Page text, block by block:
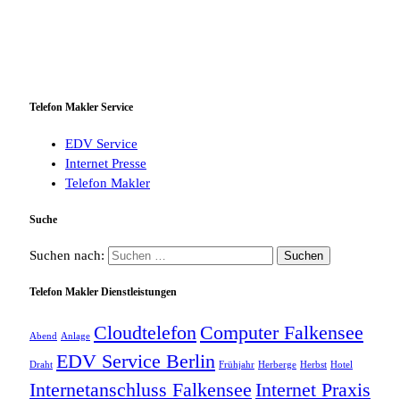
Telefon Makler Service
EDV Service
Internet Presse
Telefon Makler
Suche
Suchen nach:
Telefon Makler Dienstleistungen
Abend Anlage Cloudtelefon Computer Falkensee
Draht EDV Service Berlin Frühjahr Herberge Herbst Hotel
Internetanschluss Falkensee Internet Praxis